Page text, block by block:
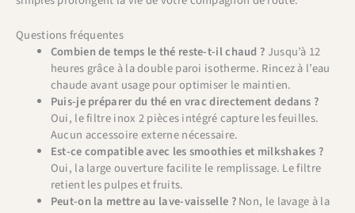
Questions fréquentes
Combien de temps le thé reste-t-il chaud ?Jusqu’à 12
heures grâce à la double paroi isotherme. Rincez à l’eau
chaude avant usage pour optimiser le maintien.
Puis-je préparer du thé en vrac directement dedans ?
Oui, le filtre inox 2 pièces intégré capture les feuilles.
Aucun accessoire externe nécessaire.
Est-ce compatible avec les smoothies et milkshakes ?
Oui, la large ouverture facilite le remplissage. Le filtre
retient les pulpes et fruits.
Peut-on la mettre au lave-vaisselle ?Non, le lavage à la